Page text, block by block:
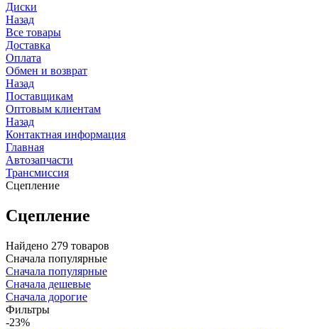
Диски
Назад
Все товары
Доставка
Оплата
Обмен и возврат
Назад
Поставщикам
Оптовым клиентам
Назад
Контактная информация
Главная
Автозапчасти
Трансмиссия
Сцепление
Сцепление
Найдено 279 товаров
Сначала популярные
Сначала популярные
Сначала дешевые
Сначала дорогие
Фильтры
-23%